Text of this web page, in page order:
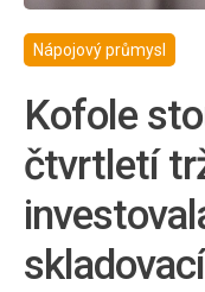
Nápojový průmysl
Kofole
čtvrtletí